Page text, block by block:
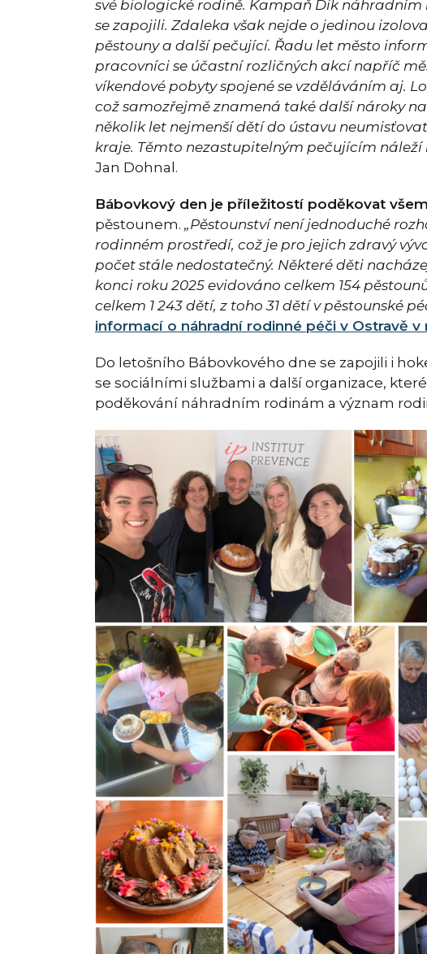
své biologické rodině. Kampaň Dík
se zapojili. Zdaleka však nejde o jedinou
pěstouny a další pečující. Řadu let město
pracovníci se účastní rozličných akcí napříč
víkendové pobyty spojené se vzděláváním aj.
což samozřejmě znamená také další nároky
několik let nejmenší dětí do ústavu
kraje. Těmto nezastupitelným pečujícím
Jan Dohnal.
Bábovkový den je příležitostí poděkovat
pěstounem. „Pěstounství není jednoduché
rodinném prostředí, což je pro jejich zdravý
počet stále nedostatečný. Některé děti
konci roku 2025 evidováno celkem 154
celkem 1 243 dětí, z toho 31 dětí v pěstounské
informací o náhradní rodinné péči v Ostravě v
Do letošního Bábovkového dne se zapojili i
se sociálními službami a další organizace,
poděkování náhradním rodinám a význam